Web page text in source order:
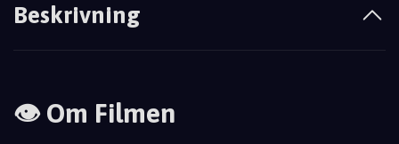
Beskrivning
👁️ Om Filmen